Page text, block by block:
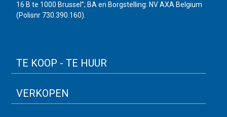
16 B te 1000 Brussel”; BA en Borgstelling: NV AXA Belgium
(Polisnr 730.390.160).
TE KOOP - TE HUUR
VERKOPEN